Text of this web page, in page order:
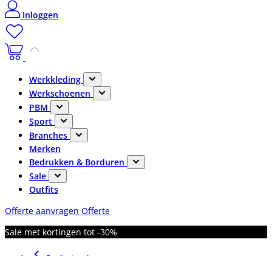
Inloggen
Werkkleding
Werkschoenen
PBM
Sport
Branches
Merken
Bedrukken & Borduren
Sale
Outfits
Offerte aanvragen Offerte
Sale met kortingen tot -30%